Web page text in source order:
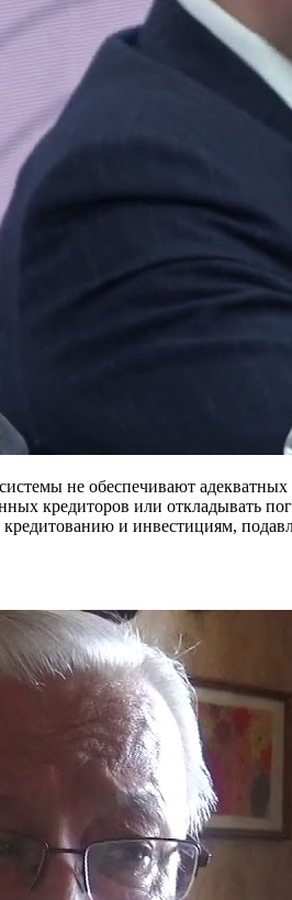
не обеспечивают
кредиторов или откладывать
и инвестициям,